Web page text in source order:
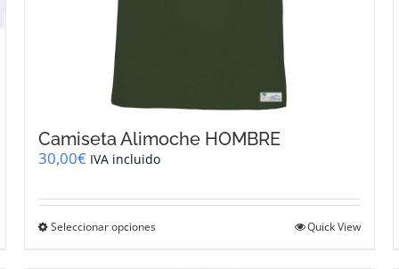
Camiseta Alimoche HOMBRE
30,00€ IVA incluido
Seleccionar opciones Quick View